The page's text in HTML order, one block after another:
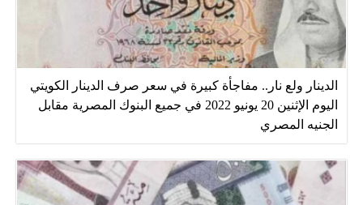
الدينار ولع نار.. مفاجأة كبيرة في سعر صرف الدينار الكويتي
اليوم الإثنين 20 يونيو 2022 في جميع البنوك المصرية مقابل
الجنيه المصري